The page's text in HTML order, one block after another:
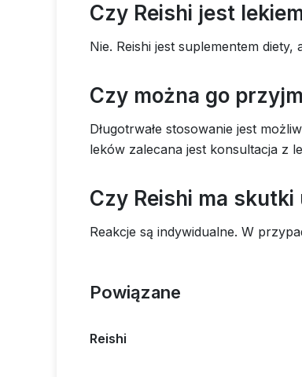
Czy Reishi jest
Nie. Reishi jest suplementem
Czy można go
Długotrwałe stosowanie jest
leków zalecana jest konsultacja z
Czy Reishi ma skutki
Reakcje są indywidualne. W
Powiązane
Reishi